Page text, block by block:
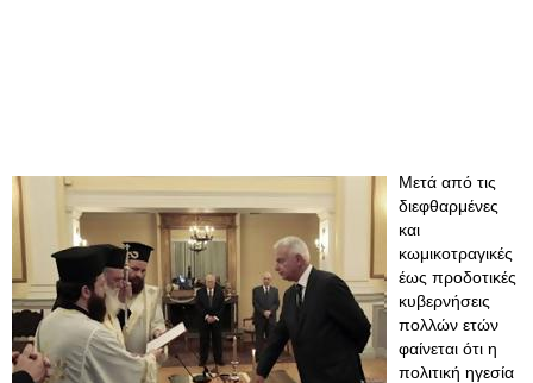
Μετά από τις
διεφθαρμένες
και
κωμικοτραγικές
έως προδοτικές
κυβερνήσεις
πολλών ετών
φαίνεται ότι η
πολιτική ηγεσία